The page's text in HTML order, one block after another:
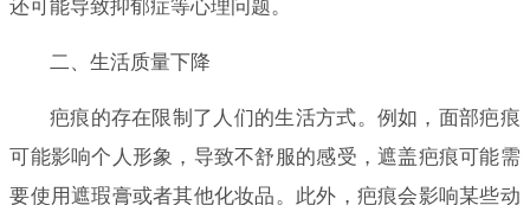
还可能导致抑郁症等心理问题。
二、生活质量下降
疤痕的存在限制了人们的生活方式。例如，面部疤痕
可能影响个人形象，导致不舒服的感受，遮盖疤痕可能需
要使用遮瑕膏或者其他化妆品。此外，疤痕会影响某些动